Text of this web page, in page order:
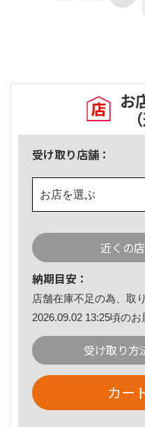
お
受け取り店舗：
お店を選ぶ
近くの
納期目安：
店舗在庫不足の為、取
2026.09.02 13:25頃のお
受け取り方
カー